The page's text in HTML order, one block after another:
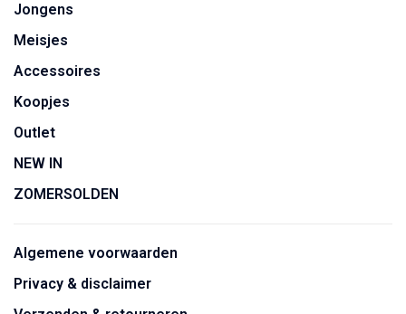
Jongens
Meisjes
Accessoires
Koopjes
Outlet
NEW IN
ZOMERSOLDEN
Algemene voorwaarden
Privacy & disclaimer